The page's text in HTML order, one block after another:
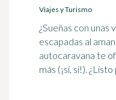
Viajes y Turismo
¿Sueñas con unas
escapadas al
autocaravana te
más (¡sí, sí!).